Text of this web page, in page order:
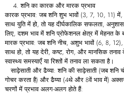
शनि का कारक और मारक प्रभाव
कारक प्रभाव: जब शनि शुभ भावों (3, 7, 10, 11) में,
साथ युति में हो, तो यह दीर्घकालिक सफलता,
लिए, दशम भाव में शनि प्रोफेशनल क्षेत्र में मेहनत के
मारक प्रभाव: जब शनि नीच, अशुभ भावों (6, 8,
साथ हो, तो यह देरी, कष्ट, रोग, और मानसिक
स्वास्थ्य समस्याएँ या रिश्तों में तनाव ला सकता है।
साढ़ेसाती और ढैय्या: शनि की साढ़ेसाती (जब
गोचर करता है) और ढैय्या (4थे और 8वें भाव में) अक्सर
चरणों में प्रभाव अलग-अलग होते हैं: